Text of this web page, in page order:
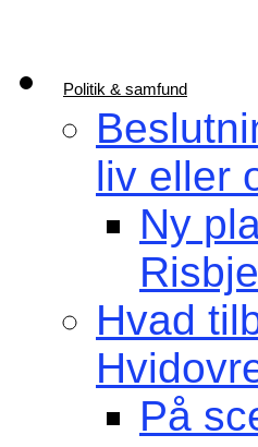
Politik & samfund
liv eller
Ny
Hvad
På